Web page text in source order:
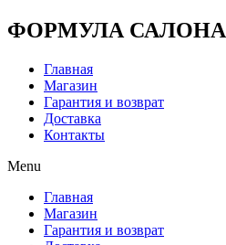
Перейти
к
ФОРМУЛА САЛОНА
Главная
Магазин
Гарантия и возврат
Доставка
Контакты
Menu
Главная
Магазин
Гарантия и возврат